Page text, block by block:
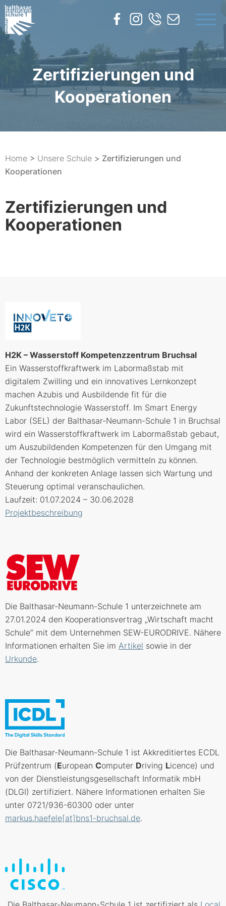
UNSERE SCHULE
BILDUNGSANGEBOTE
SERVICE
KONTAKT
Zertifizierungen und
Kooperationen
Home > Unsere Schule > Zertifizierungen und
Kooperationen
Zertifizierungen und
Kooperationen
H2K – Wasserstoff Kompetenzzentrum Bruchsal
Ein Wasserstoffkraftwerk im Labormaßstab mit
digitalem Zwilling und ein innovatives Lernkonzept
machen Azubis und Ausbildende fit für die
Zukunftstechnologie Wasserstoff. Im Smart Energy
Labor (SEL) der Balthasar-Neumann-Schule 1 in Bruchsal
wird ein Wasserstoffkraftwerk im Labormaßstab gebaut,
um Auszubildenden Kompetenzen für den Umgang mit
der Technologie bestmöglich vermitteln zu können.
Anhand der konkreten Anlage lassen sich Wartung und
Steuerung optimal veranschaulichen.
Laufzeit: 01.07.2024 – 30.06.2028
Projektbeschreibung
Die Balthasar-Neumann-Schule 1 unterzeichnete am
27.01.2024 den Kooperationsvertrag „Wirtschaft macht
Schule“ mit dem Unternehmen SEW-EURODRIVE. Nähere
Informationen erhalten Sie im Artikel sowie in der
Urkunde.
Die Balthasar-Neumann-Schule 1 ist Akkreditiertes ECDL
Prüfzentrum (European Computer Driving Licence) und
von der Dienstleistungsgesellschaft Informatik mbH
(DLGI) zertifiziert. Nähere Informationen erhalten Sie
unter 0721/936-60300 oder unter
markus.haefele[at]bns1-bruchsal.de.